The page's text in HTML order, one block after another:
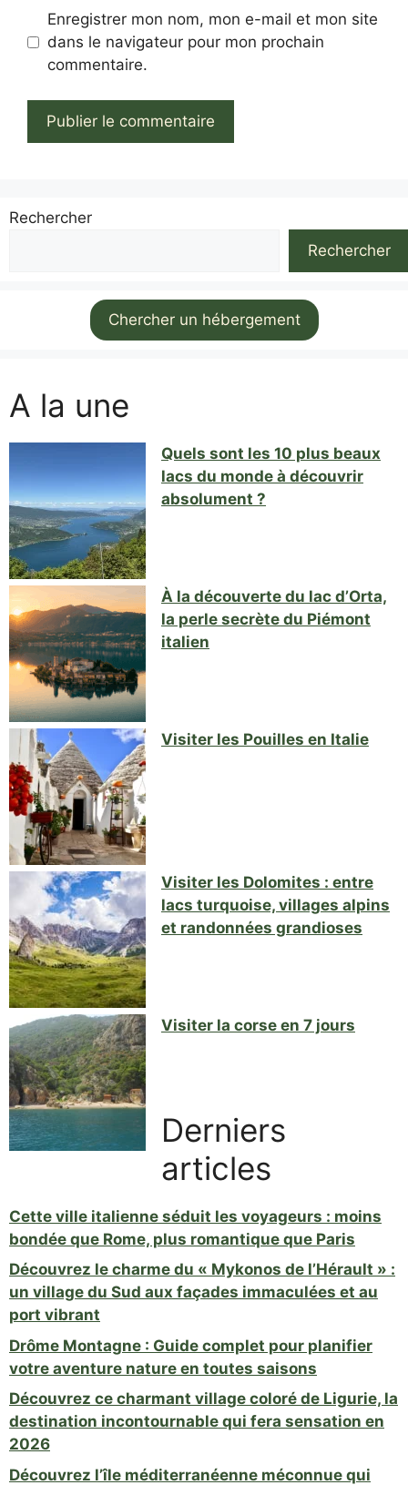
Enregistrer mon nom, mon e-mail et mon site
dans le navigateur pour mon prochain
commentaire.
Rechercher
Rechercher
Chercher un hébergement
A la une
Quels sont les 10 plus beaux
lacs du monde à découvrir
absolument ?
À la découverte du lac d’Orta,
la perle secrète du Piémont
italien
Visiter les Pouilles en Italie
Visiter les Dolomites : entre
lacs turquoise, villages alpins
et randonnées grandioses
Visiter la corse en 7 jours
Derniers
articles
Cette ville italienne séduit les voyageurs : moins
bondée que Rome, plus romantique que Paris
Découvrez le charme du « Mykonos de l’Hérault » :
un village du Sud aux façades immaculées et au
port vibrant
Drôme Montagne : Guide complet pour planifier
votre aventure nature en toutes saisons
Découvrez ce charmant village coloré de Ligurie, la
destination incontournable qui fera sensation en
2026
Découvrez l’île méditerranéenne méconnue qui